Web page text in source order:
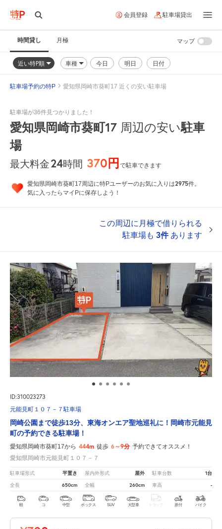
会員登録 駐車場貸出
時間貸し 月極
近い特P順 車種 今日 明日 日付
マップ
駐車場予約の特P 愛知県岡崎市葵町17 近くの安い駐車場
駐車場が36件見つかりました！
愛知県岡崎市葵町17 周辺の安い駐車
場
最大料金24時間 370円で駐車できます
愛知県岡崎市葵町17周辺に特Pユーザーのお気に入りは2975件。
気に入ったらマイPに保存しよう！
この周辺に月極で借りられる
駐車場も 3件あります
ID:310023273
元能見町１０７－７駐車場
岡崎公園まで徒歩13分、東海オンエア聖地巡礼に！岡崎市元能見
町の予約できる駐車場！
愛知県岡崎市葵町17から 444m 徒歩 6～9分 予約できてオススメ！
愛知県岡崎市元能見町１０７－７
駐車場形式 平置き 屋内外形式 屋外 駐車台数 1台
全長 650cm 全幅 260cm 車高 -
軽 コ 中型 ボックス SUV 大型車 トラック 原付 バイク